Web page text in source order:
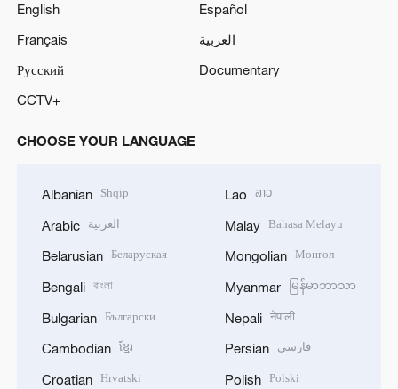
English
Español
Français
العربية
Русский
Documentary
CCTV+
CHOOSE YOUR LANGUAGE
Albanian Shqip
Arabic العربية
Belarusian Беларуская
Bengali বাংলা
Bulgarian Български
Cambodian ខ្មែរ
Croatian Hrvatski
Lao ລາວ
Malay Bahasa Melayu
Mongolian Монгол
Myanmar မြန်မာဘာသာ
Nepali नेपाली
Persian فارسی
Polish Polski